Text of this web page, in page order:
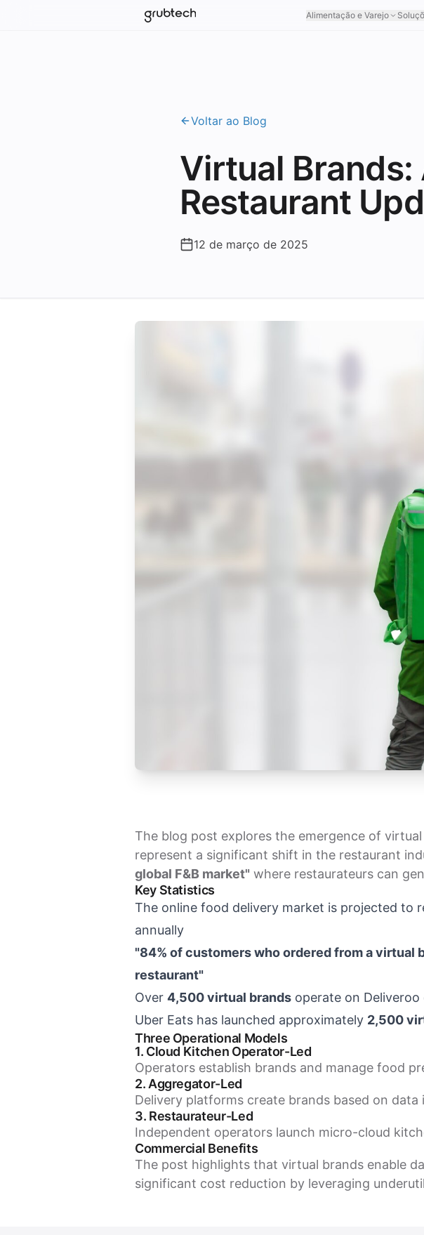
Alimentação e Varejo
Voltar ao Blog
Virtual
Restaurant
12 de março de 2025
The blog post explores the emergence of
represent a significant shift in the restaurant
global F&B market" where restaurateurs can
Key Statistics
The online food delivery market is projected to
annually
"84% of customers who ordered from a
restaurant"
Over 4,500 virtual brands operate on Deliveroo
Uber Eats has launched approximately 2,500
Three Operational Models
1. Cloud Kitchen Operator-Led
Operators establish brands and manage food
2. Aggregator-Led
Delivery platforms create brands based on
3. Restaurateur-Led
Independent operators launch micro-cloud
Commercial Benefits
The post highlights that virtual brands enable
significant cost reduction by leveraging